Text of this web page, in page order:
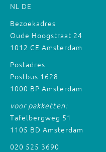
NL DE
Bezoekadres
Oude Hoogstraat 24
1012 CE Amsterdam
Postadres
Postbus 1628
1000 BP Amsterdam
voor pakketten:
Tafelbergweg 51
1105 BD Amsterdam
020 525 3690